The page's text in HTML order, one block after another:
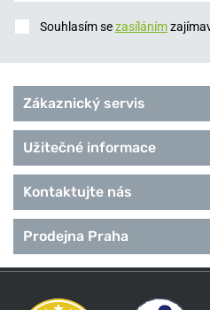
Souhlasím sezasíláním
Zákaznický servis
Užitečné informace
Kontaktujte nás
Prodejna Praha